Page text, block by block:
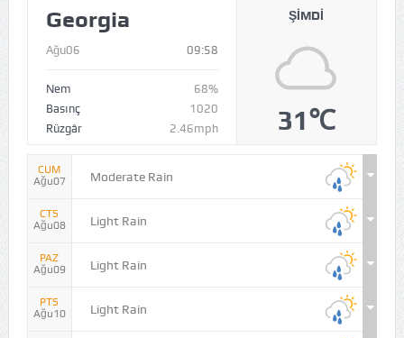
Georgia
Ağu06 09:58
Nem
68%
Basınç
1020
Rüzgâr
2.46mph
ŞIMDI
31℃
CUM
Ağu07
Moderate Rain
CTS
Ağu08
Light Rain
PAZ
Ağu09
Light Rain
PTS
Ağu10
Light Rain